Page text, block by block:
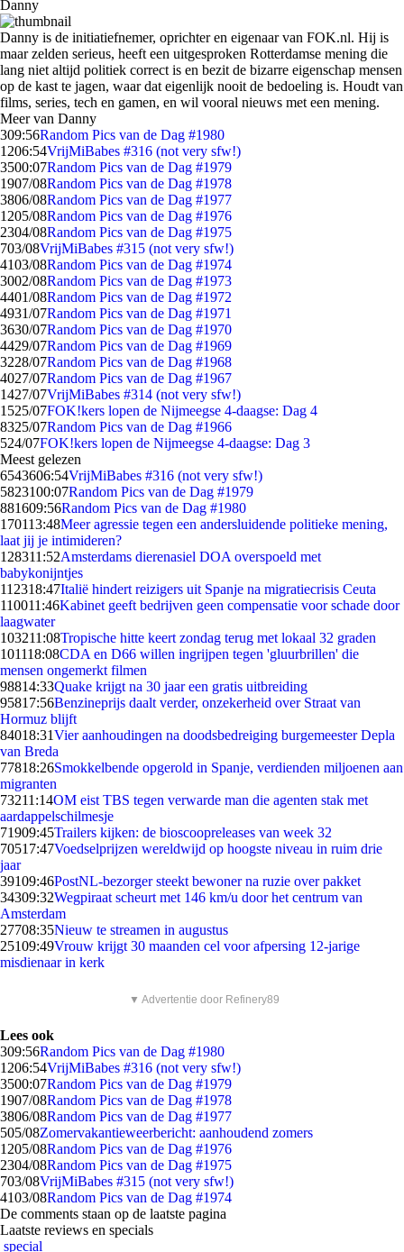
Danny
Danny is de initiatiefnemer, oprichter en eigenaar van FOK.nl. Hij is
maar zelden serieus, heeft een uitgesproken Rotterdamse mening die
lang niet altijd politiek correct is en bezit de bizarre eigenschap mensen
op de kast te jagen, waar dat eigenlijk nooit de bedoeling is. Houdt van
films, series, tech en gamen, en wil vooral nieuws met een mening.
Meer van Danny
309:56Random Pics van de Dag #1980
1206:54VrijMiBabes #316 (not very sfw!)
3500:07Random Pics van de Dag #1979
1907/08Random Pics van de Dag #1978
3806/08Random Pics van de Dag #1977
1205/08Random Pics van de Dag #1976
2304/08Random Pics van de Dag #1975
703/08VrijMiBabes #315 (not very sfw!)
4103/08Random Pics van de Dag #1974
3002/08Random Pics van de Dag #1973
4401/08Random Pics van de Dag #1972
4931/07Random Pics van de Dag #1971
3630/07Random Pics van de Dag #1970
4429/07Random Pics van de Dag #1969
3228/07Random Pics van de Dag #1968
4027/07Random Pics van de Dag #1967
1427/07VrijMiBabes #314 (not very sfw!)
1525/07FOK!kers lopen de Nijmeegse 4-daagse: Dag 4
8325/07Random Pics van de Dag #1966
524/07FOK!kers lopen de Nijmeegse 4-daagse: Dag 3
Meest gelezen
6543606:54VrijMiBabes #316 (not very sfw!)
5823100:07Random Pics van de Dag #1979
881609:56Random Pics van de Dag #1980
170113:48Meer agressie tegen een andersluidende politieke mening,
laat jij je intimideren?
128311:52Amsterdams dierenasiel DOA overspoeld met
babykonijntjes
112318:47Italië hindert reizigers uit Spanje na migratiecrisis Ceuta
110011:46Kabinet geeft bedrijven geen compensatie voor schade door
laagwater
103211:08Tropische hitte keert zondag terug met lokaal 32 graden
101118:08CDA en D66 willen ingrijpen tegen 'gluurbrillen' die
mensen ongemerkt filmen
98814:33Quake krijgt na 30 jaar een gratis uitbreiding
95817:56Benzineprijs daalt verder, onzekerheid over Straat van
Hormuz blijft
84018:31Vier aanhoudingen na doodsbedreiging burgemeester Depla
van Breda
77818:26Smokkelbende opgerold in Spanje, verdienden miljoenen aan
migranten
73211:14OM eist TBS tegen verwarde man die agenten stak met
aardappelschilmesje
71909:45Trailers kijken: de bioscoopreleases van week 32
70517:47Voedselprijzen wereldwijd op hoogste niveau in ruim drie
jaar
39109:46PostNL-bezorger steekt bewoner na ruzie over pakket
34309:32Wegpiraat scheurt met 146 km/u door het centrum van
Amsterdam
27708:35Nieuw te streamen in augustus
25109:49Vrouw krijgt 30 maanden cel voor afpersing 12-jarige
misdienaar in kerk
▼ Advertentie door Refinery89
Lees ook
309:56Random Pics van de Dag #1980
1206:54VrijMiBabes #316 (not very sfw!)
3500:07Random Pics van de Dag #1979
1907/08Random Pics van de Dag #1978
3806/08Random Pics van de Dag #1977
505/08Zomervakantieweerbericht: aanhoudend zomers
1205/08Random Pics van de Dag #1976
2304/08Random Pics van de Dag #1975
703/08VrijMiBabes #315 (not very sfw!)
4103/08Random Pics van de Dag #1974
De comments staan op de laatste pagina
Laatste reviews en specials
special